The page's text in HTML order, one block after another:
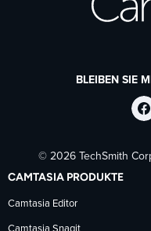
BLEIBEN SIE
© 2026 TechSmith
CAMTASIA PRODUKTE
Camtasia Editor